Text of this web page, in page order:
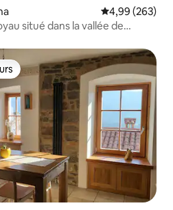
Évaluation
4,99 (263)
situé dans la vallée de
les plus appréciés